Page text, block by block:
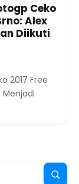
Ceko
Alex
Diikuti
2017 Free
Menjadi
Search